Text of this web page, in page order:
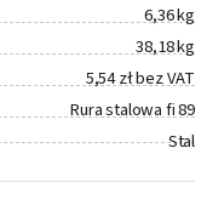
6,36 kg
38,18 kg
5,54 zł bez VAT
Rura stalowa fi 89
Stal